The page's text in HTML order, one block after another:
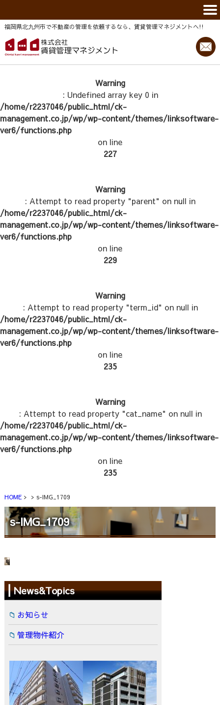
福岡県北九州市で不動産の管理を依頼するなら、賃貸管理マネジメントヘ!!
Warning
: Undefined array key 0 in
/home/r2237046/public_html/ck-
management.co.jp/wp/wp-content/themes/linksoftware-
ver6/functions.php
on line
227
Warning
: Attempt to read property "parent" on null in
/home/r2237046/public_html/ck-
management.co.jp/wp/wp-content/themes/linksoftware-
ver6/functions.php
on line
229
Warning
: Attempt to read property "term_id" on null in
/home/r2237046/public_html/ck-
management.co.jp/wp/wp-content/themes/linksoftware-
ver6/functions.php
on line
235
Warning
: Attempt to read property "cat_name" on null in
/home/r2237046/public_html/ck-
management.co.jp/wp/wp-content/themes/linksoftware-
ver6/functions.php
on line
235
HOME s-IMG_1709
s-IMG_1709
News&Topics
お知らせ
管理物件紹介